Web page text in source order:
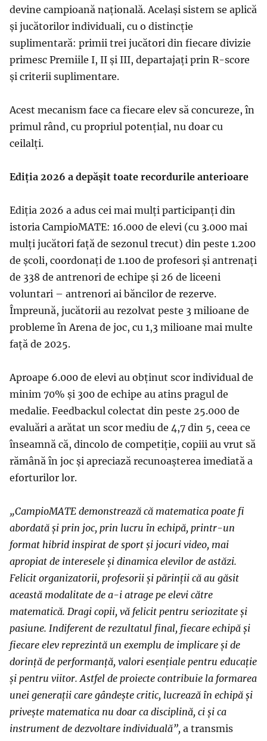
devine campioană națională. Același sistem se aplică
și jucătorilor individuali, cu o distincție
suplimentară: primii trei jucători din fiecare divizie
primesc Premiile I, II și III, departajați prin R-score
și criterii suplimentare.
Acest mecanism face ca fiecare elev să concureze, în
primul rând, cu propriul potențial, nu doar cu
ceilalți.
Ediția 2026 a depășit toate recordurile anterioare
Ediția 2026 a adus cei mai mulți participanți din
istoria CampioMATE: 16.000 de elevi (cu 3.000 mai
mulți jucători față de sezonul trecut) din peste 1.200
de școli, coordonați de 1.100 de profesori și antrenați
de 338 de antrenori de echipe și 26 de liceeni
voluntari – antrenori ai băncilor de rezerve.
Împreună, jucătorii au rezolvat peste 3 milioane de
probleme în Arena de joc, cu 1,3 milioane mai multe
față de 2025.
Aproape 6.000 de elevi au obținut scor individual de
minim 70% și 300 de echipe au atins pragul de
medalie. Feedbackul colectat din peste 25.000 de
evaluări a arătat un scor mediu de 4,7 din 5, ceea ce
înseamnă că, dincolo de competiție, copiii au vrut să
rămână în joc și apreciază recunoașterea imediată a
eforturilor lor.
„CampioMATE demonstrează că matematica poate fi
abordată și prin joc, prin lucru în echipă, printr-un
format hibrid inspirat de sport și jocuri video, mai
apropiat de interesele și dinamica elevilor de astăzi.
Felicit organizatorii, profesorii și părinții că au găsit
această modalitate de a-i atrage pe elevi către
matematică. Dragi copii, vă felicit pentru seriozitate și
pasiune. Indiferent de rezultatul final, fiecare echipă și
fiecare elev reprezintă un exemplu de implicare și de
dorință de performanță, valori esențiale pentru educație
și pentru viitor. Astfel de proiecte contribuie la formarea
unei generații care gândește critic, lucrează în echipă și
privește matematica nu doar ca disciplină, ci și ca
instrument de dezvoltare individuală”, a transmis